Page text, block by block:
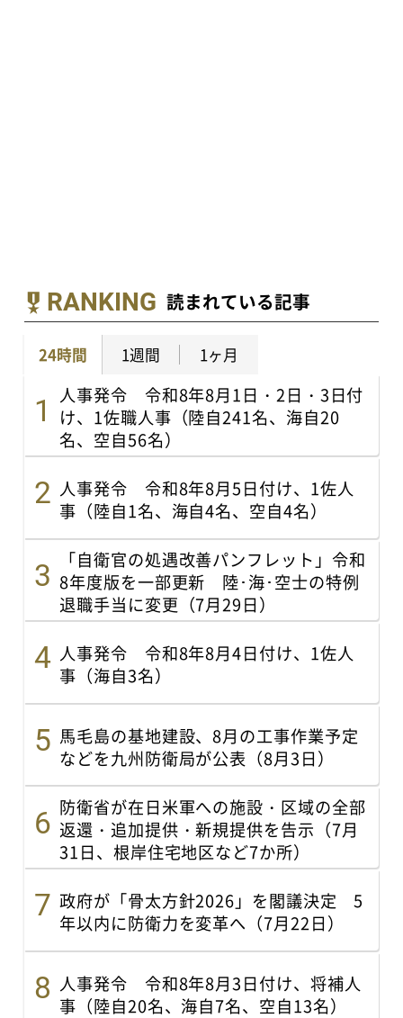
RANKING 読まれている記事
24時間 1週間 1ヶ月
人事発令 令和8年8月1日・2日・3日付
け、1佐職人事（陸自241名、海自20
名、空自56名）
人事発令 令和8年8月5日付け、1佐人
事（陸自1名、海自4名、空自4名）
「自衛官の処遇改善パンフレット」令和
8年度版を一部更新 陸･海･空士の特例
退職手当に変更（7月29日）
人事発令 令和8年8月4日付け、1佐人
事（海自3名）
馬毛島の基地建設、8月の工事作業予定
などを九州防衛局が公表（8月3日）
防衛省が在日米軍への施設・区域の全部
返還・追加提供・新規提供を告示（7月
31日、根岸住宅地区など7か所）
政府が「骨太方針2026」を閣議決定 5
年以内に防衛力を変革へ（7月22日）
人事発令 令和8年8月3日付け、将補人
事（陸自20名、海自7名、空自13名）